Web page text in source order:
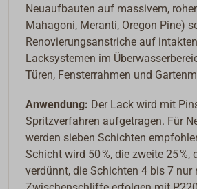
Neuaufbauten auf massivem,
Mahagoni, Meranti, Oregon Pine)
Renovierungsanstriche auf
Lacksystemen im
Türen, Fensterrahmen und
Anwendung: Der Lack wird mit
Spritzverfahren aufgetragen. Für
werden sieben Schichten
Schicht wird 50 %, die zweite 25 %,
verdünnt, die Schichten 4 bis 7 nur